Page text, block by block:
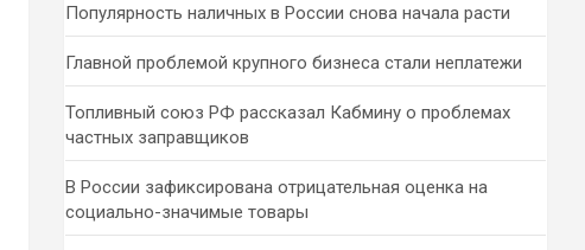
Популярность наличных в России снова начала расти
Главной проблемой крупного бизнеса стали неплатежи
Топливный союз РФ рассказал Кабмину о проблемах
частных заправщиков
В России зафиксирована отрицательная оценка на
социально-значимые товары